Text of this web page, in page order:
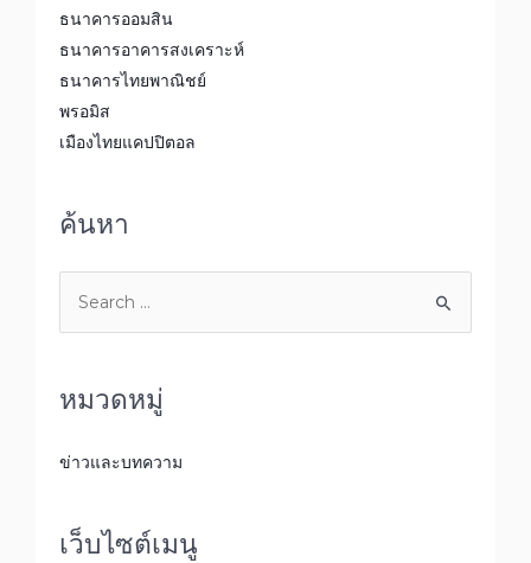
ธนาคารออมสิน
ธนาคารอาคารสงเคราะห์
ธนาคารไทยพาณิชย์
พรอมิส
เมืองไทยแคปปิตอล
ค้นหา
หมวดหมู่
ข่าวและบทความ
เว็บไซต์เมนู